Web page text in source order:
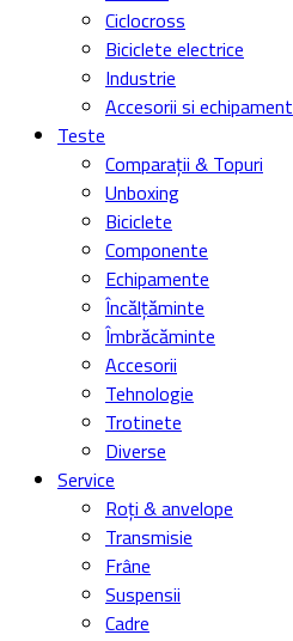
Ciclocross
Biciclete electrice
Industrie
Accesorii si echipament
Teste
Comparații & Topuri
Unboxing
Biciclete
Componente
Echipamente
Încălțăminte
Îmbrăcăminte
Accesorii
Tehnologie
Trotinete
Diverse
Service
Roți & anvelope
Transmisie
Frâne
Suspensii
Cadre